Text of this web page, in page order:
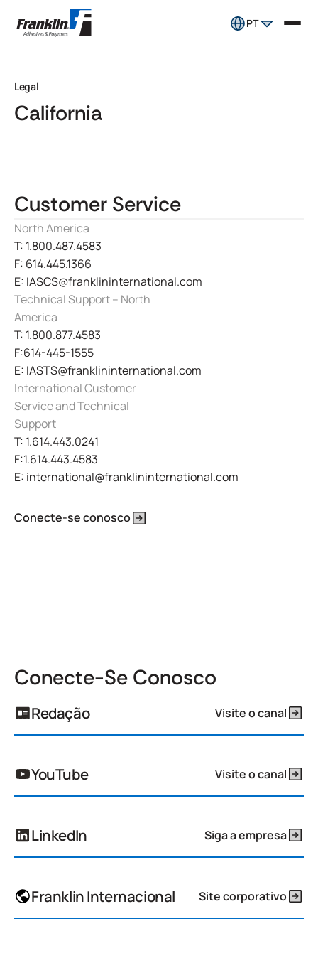
PT
Legal
California
Customer Service
North America
T: 1.800.487.4583
F: 614.445.1366
E: IASCS@franklininternational.com
Technical Support – North
America
T: 1.800.877.4583
F:614-445-1555
E: IASTS@franklininternational.com
International Customer
Service and Technical
Support
T: 1.614.443.0241
F:1.614.443.4583
E: international@franklininternational.com
Conecte-se conosco
Conecte-Se Conosco
Redação Visite o canal
YouTube Visite o canal
LinkedIn Siga a empresa
Franklin Internacional Site corporativo